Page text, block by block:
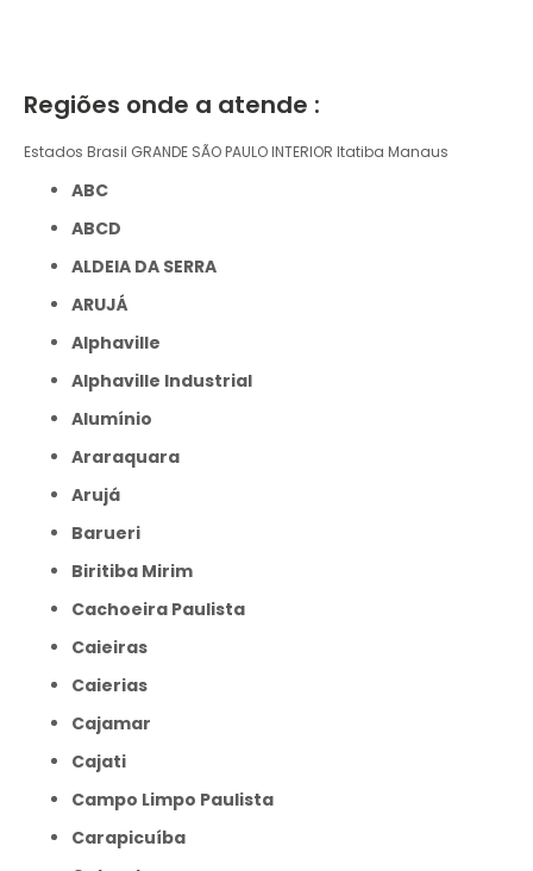
Regiões onde a atende :
Estados Brasil GRANDE SÃO PAULO INTERIOR Itatiba Manaus
ABC
ABCD
ALDEIA DA SERRA
ARUJÁ
Alphaville
Alphaville Industrial
Alumínio
Araraquara
Arujá
Barueri
Biritiba Mirim
Cachoeira Paulista
Caieiras
Caierias
Cajamar
Cajati
Campo Limpo Paulista
Carapicuíba